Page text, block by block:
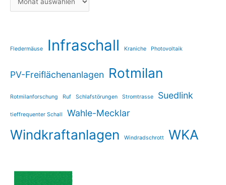
Fledermäuse Infraschall Kraniche Photovoltaik
PV-Freiflächenanlagen Rotmilan
Rotmilanforschung Ruf Schlafstörungen Stromtrasse Suedlink
tieffrequenter Schall Wahle-Mecklar
Windkraftanlagen Windradschrott WKA